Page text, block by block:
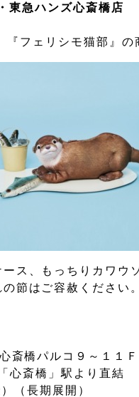
急ハンズ心斎橋店
フェリシモ猫部』の
ス、もっちりカワウ
節はご容赦ください
斎橋パルコ９～１１Ｆ
心斎橋」駅より直結
（長期展開）